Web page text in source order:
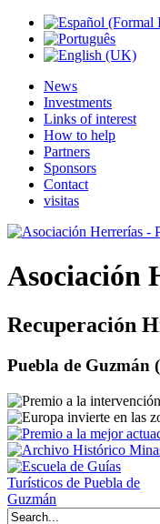
News
Investments
Links of interest
How to help
Partners
Sponsors
Contact
visitas
Asociación
Recuperación
Puebla de Guzmán